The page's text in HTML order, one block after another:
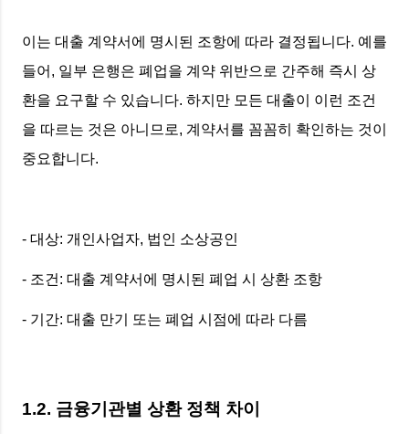
이는 대출 계약서에 명시된 조항에 따라 결정됩니다. 예를
들어, 일부 은행은 폐업을 계약 위반으로 간주해 즉시 상
환을 요구할 수 있습니다. 하지만 모든 대출이 이런 조건
을 따르는 것은 아니므로, 계약서를 꼼꼼히 확인하는 것이
중요합니다.
- 대상: 개인사업자, 법인 소상공인
- 조건: 대출 계약서에 명시된 폐업 시 상환 조항
- 기간: 대출 만기 또는 폐업 시점에 따라 다름
1.2. 금융기관별 상환 정책 차이